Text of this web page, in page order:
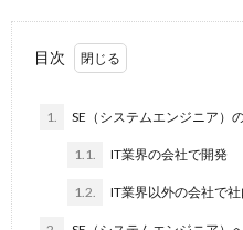
目次
1. SE（システムエンジニア）
1.1. IT業界の会社で開発
1.2. IT業界以外の会社で社